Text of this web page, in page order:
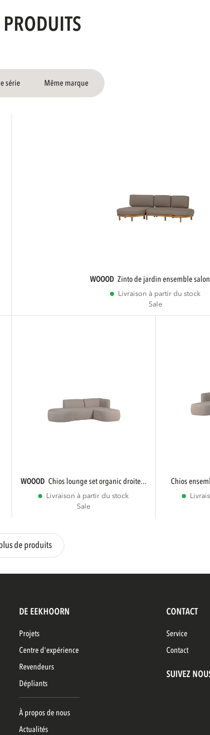
série Même marque
WOOOD zinto de jardin ensemble
Livraison à partir du stock
Sale
WOOOD chios lounge set organic droite...
Livraison à partir du stock
Sale
chios
de produits
DE EEKHOORN
Projets
Centre d'expérience
Revendeurs
Dépliants
À propos de nous
Actualités
CONTACT
Service
Contact
SUIVEZ